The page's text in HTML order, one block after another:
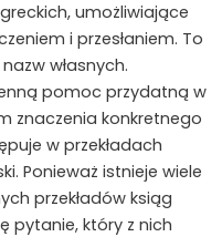
umożliwiające
i przesłaniem. To
własnych.
pomoc przydatną w
znaczenia konkretnego
w przekładach
Ponieważ istnieje wiele
przekładów ksiąg
pytanie, który z nich